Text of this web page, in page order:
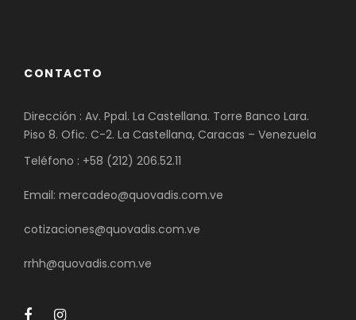
CONTACTO
Dirección : Av. Ppal. La Castellana. Torre Banco Lara.
Piso 8. Ofic. C-2. La Castellana, Caracas – Venezuela
Teléfono : +58 (212) 206.52.11
Email: mercadeo@quovadis.com.ve
cotizaciones@quovadis.com.ve
rrhh@quovadis.com.ve